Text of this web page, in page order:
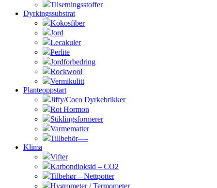
Tilsetningsstoffer
Dyrkingssubstrat
Kokosfiber
Jord
Lecakuler
Perlite
Jordforbedring
Rockwool
Vermikulitt
Planteoppstart
Jiffy/Coco Dyrkebrikker
Rot Hormon
Stiklingsformerer
Varmematter
Tillbehör—-
Klima
Vifter
Karbondioksid – CO2
Tilbehør – Nettpotter
Hygrometer / Termometer